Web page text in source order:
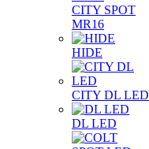
CITY SPOT
MR16
HIDE
CITY DL LED
DL LED